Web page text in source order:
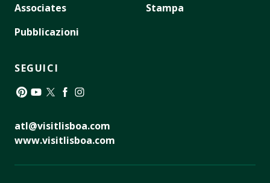
Associates
Pubblicazioni
Stampa
SEGUICI
atl@visitlisboa.com
www.visitlisboa.com